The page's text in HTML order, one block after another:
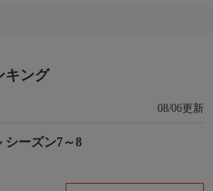
キング
08/06更新
シーズン7～8